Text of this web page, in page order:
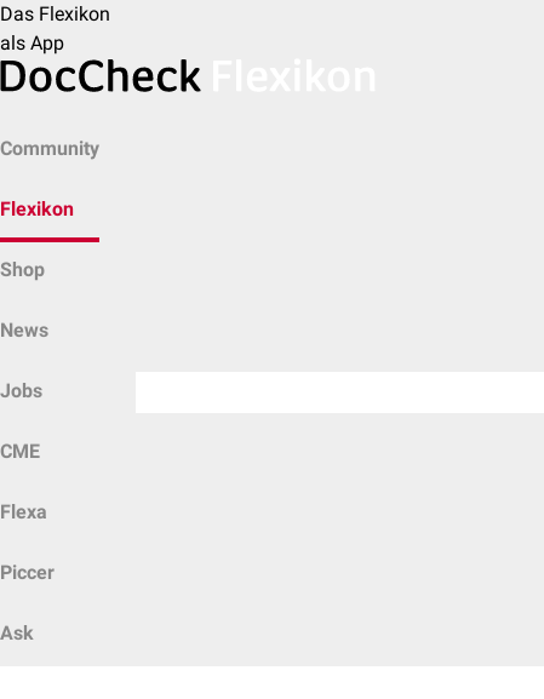
Das Flexikon
als App
Community
Flexikon
Shop
News
Jobs
CME
Flexa
Piccer
Ask